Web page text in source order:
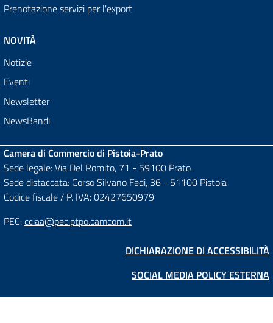
Prenotazione servizi per l'export
NOVITÀ
Notizie
Eventi
Newsletter
NewsBandi
Camera di Commercio di Pistoia-Prato
Sede legale: Via Del Romito, 71 - 59100 Prato
Sede distaccata: Corso Silvano Fedi, 36 - 51100 Pistoia
Codice fiscale / P. IVA: 02427650979
PEC:cciaa@pec.ptpo.camcom.it
DICHIARAZIONE DI ACCESSIBILITÀ
SOCIAL MEDIA POLICY ESTERNA